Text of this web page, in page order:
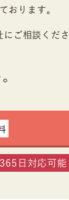
おります。
にご相談くだ
日対応可能